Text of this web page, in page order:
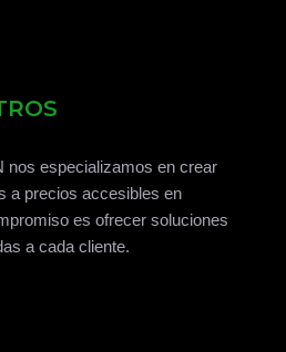
nos especializamos en crear
a precios accesibles en
es ofrecer soluciones
a cada cliente.